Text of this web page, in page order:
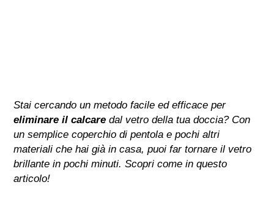
Stai cercando un metodo facile ed efficace per
eliminare il calcare dal vetro della tua doccia? Con
un semplice coperchio di pentola e pochi altri
materiali che hai già in casa, puoi far tornare il vetro
brillante in pochi minuti. Scopri come in questo
articolo!